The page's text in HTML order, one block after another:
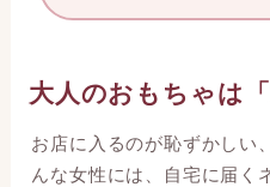
大人のおもちゃは
お店に入るのが恥ずかし
んな女性には、自宅に届く